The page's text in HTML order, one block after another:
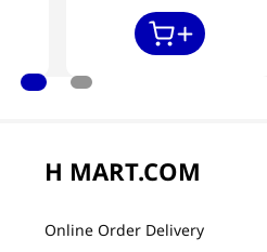
840g + 카네이션 2개
H MART.COM
Online Order Delivery